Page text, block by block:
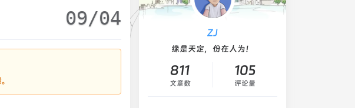
09/04
ZJ
缘是天定，份在人为！
811
文章数
105
评论量